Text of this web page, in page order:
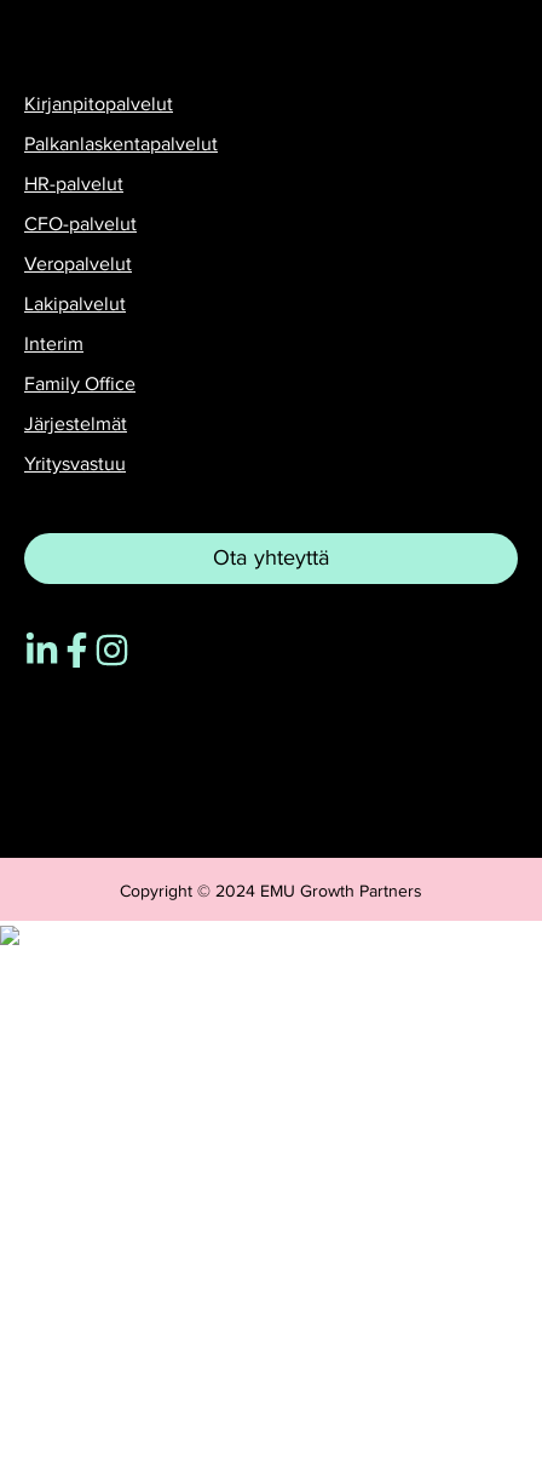
Kirjanpitopalvelut
Palkanlaskentapalvelut
HR-palvelut
CFO-palvelut
Veropalvelut
Lakipalvelut
Interim
Family Office
Järjestelmät
Yritysvastuu
Ota yhteyttä
Copyright © 2024 EMU Growth Partners